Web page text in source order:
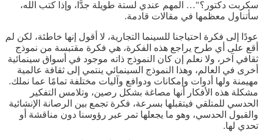
سكربت دكتور؟"… المهم عندي لستة طويلة جدًّا، وإذا كتب الله،
سأتناول معظمها في مقالات قادمة.
عودًا إلى فكرة احتياجنا للسينما التجارية، لا أقول إنها خاطئة، لكن لم
أقع على أي طرح يراجع هذه الفكرة، هي فكرة مقتبسة من نموذج
ثقافي آخر، ولا نعلم إن كان النموذج ذاته موجود في أسواق سينمائية
أخرى في العالم، وهذا النموذج السينمائي ينتمي إلى ثقافة عالمية
مهيمنة ولها أدوات وإمكانات ودوافع وآليات مختلفة تمامًا عما نملك.
مشكلة هذه الأفكار أنها مصاغة بشكل رصين، وتلامس التفكير
الحدسي للمتلقي فيتقبلها بسرعة، فكرة تجمع بين الرصانة الإنشائية
والقبول الحدسي، وهو ما يجعلها تمر عبر رؤوسنا دون مناقشة أو
تحدي لها.